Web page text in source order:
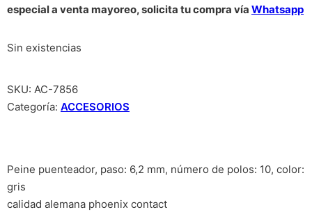
especial a venta mayoreo, solicita tu compra vía Whatsapp
Sin existencias
SKU: AC-7856
Categoría: ACCESORIOS
Peine puenteador, paso: 6,2 mm, número de polos: 10, color:
gris
calidad alemana phoenix contact